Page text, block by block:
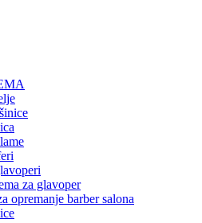
za glavoper
opremanje barber salona